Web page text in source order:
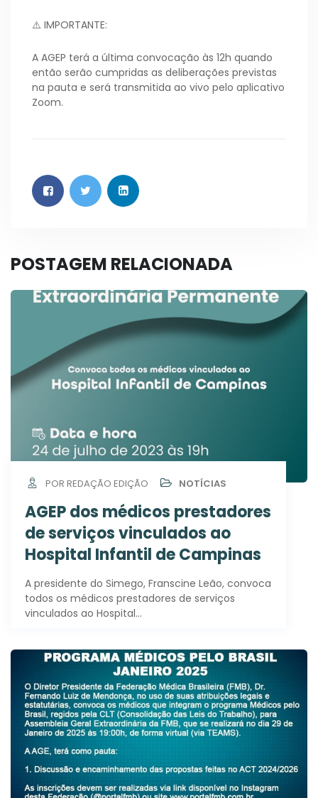
⚠️ IMPORTANTE:
A AGEP terá a última convocação às 12h quando
então serão cumpridas as deliberações previstas
na pauta e será transmitida ao vivo pelo aplicativo
Zoom.
POSTAGEM RELACIONADA
POR REDAÇÃO EDIÇÃO NOTÍCIAS
AGEP dos médicos prestadores
de serviços vinculados ao
Hospital Infantil de Campinas
A presidente do Simego, Franscine Leão, convoca
todos os médicos prestadores de serviços
vinculados ao Hospital…